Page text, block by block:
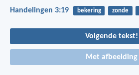
Handelingen 3:19 bekering zonde
Volgende tekst!
Met afbeelding